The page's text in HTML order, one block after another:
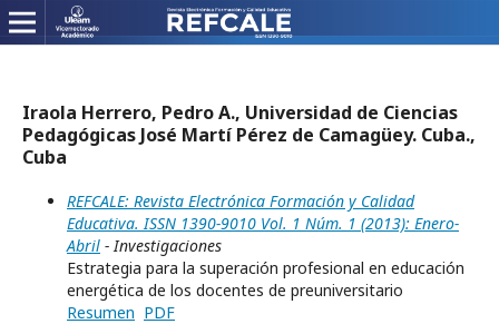
Iraola Herrero, Pedro A., Universidad de Ciencias
Pedagógicas José Martí Pérez de Camagüey. Cuba.,
Cuba
REFCALE: Revista Electrónica Formación y Calidad
Educativa. ISSN 1390-9010 Vol. 1 Núm. 1 (2013): Enero-
Abril - Investigaciones
Estrategia para la superación profesional en educación
energética de los docentes de preuniversitario
Resumen PDF